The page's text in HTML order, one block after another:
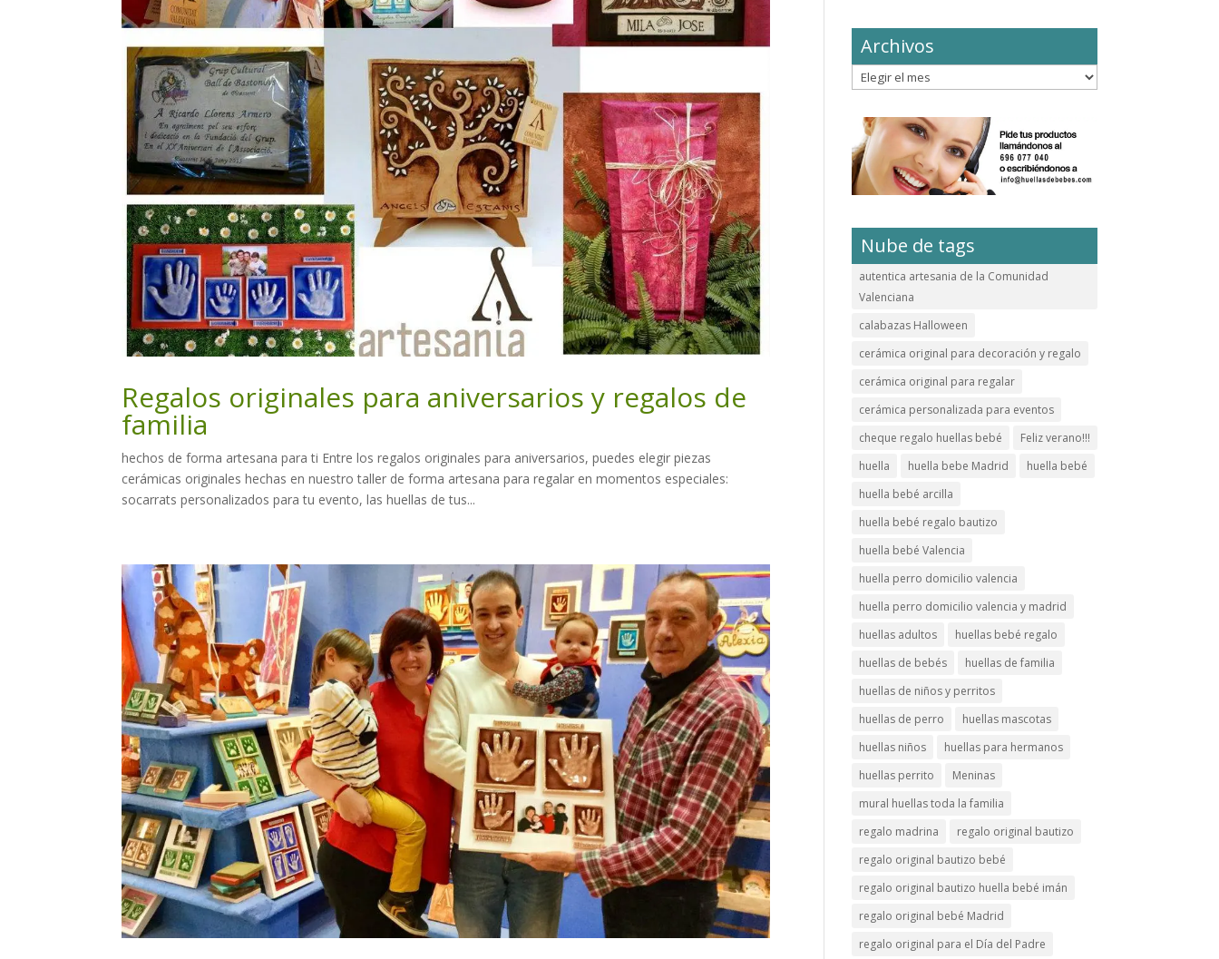
Regalos originales para aniversarios y regalos de
familia
hechos de forma artesana para ti Entre los regalos originales para aniversarios, puedes elegir piezas
cerámicas originales hechas en nuestro taller de forma artesana para regalar en momentos especiales:
socarrats personalizados para tu evento, las huellas de tus...
Archivos
Archivos
Nube de tags
autentica artesania de la Comunidad
Valenciana
calabazas Halloween
cerámica original para decoración y regalo
cerámica original para regalar
cerámica personalizada para eventos
cheque regalo huellas bebé
Feliz verano!!!
huella
huella bebe Madrid
huella bebé
huella bebé arcilla
huella bebé regalo bautizo
huella bebé Valencia
huella perro domicilio valencia
huella perro domicilio valencia y madrid
huellas adultos
huellas bebé regalo
huellas de bebés
huellas de familia
huellas de niños y perritos
huellas de perro
huellas mascotas
huellas niños
huellas para hermanos
huellas perrito
Meninas
mural huellas toda la familia
regalo madrina
regalo original bautizo
regalo original bautizo bebé
regalo original bautizo huella bebé imán
regalo original bebé Madrid
regalo original para el Día del Padre